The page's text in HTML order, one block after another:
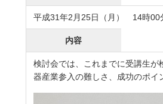
平成31年2月25日（月） 14時00
内容
検討会では、これまでに受講生
器産業参入の難しさ、成功のポ